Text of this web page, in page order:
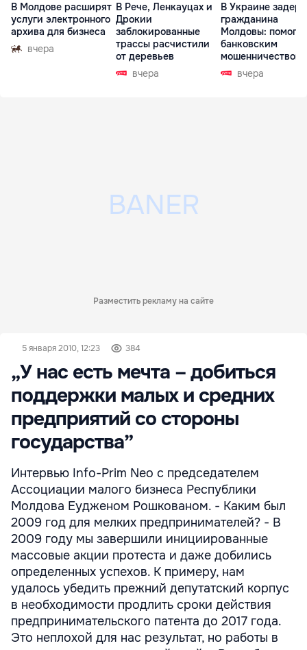
В Молдове расширят
услуги электронного
архива для бизнеса
вчера
В Рече, Ленкауцах и
Дрокии
заблокированные
трассы расчистили
от деревьев
вчера
В Украине
гражданина
Молдовы:
банковским
мошенничеством
Чехиивчера
Разместить рекламу на сайте
5 января 2010, 12:23 384
„У нас есть мечта – добиться
поддержки малых и средних
предприятий со стороны
государства”
Интервью Info-Prim Neo с председателем
Ассоциации малого бизнеса Республики
Молдова Еудженом Рошкованом. - Каким был
2009 год для мелких предпринимателей? - В
2009 году мы завершили инициированные
массовые акции протеста и даже добились
определенных успехов. К примеру, нам
удалось убедить прежний депутатский корпус
в необходимости продлить сроки действия
предпринимательского патента до 2017 года.
Это неплохой для нас результат, но работы в